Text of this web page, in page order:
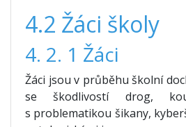
4.2 Žáci školy
4. 2. 1 Žáci
Žáci jsou v průběhu školní
se škodlivostí drog,
s problematikou šikany,